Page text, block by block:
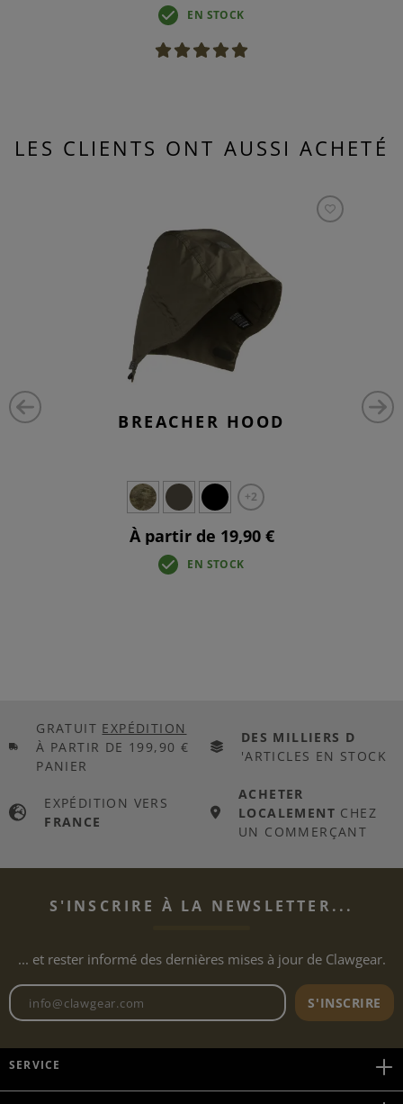
EN STOCK
LES CLIENTS ONT AUSSI ACHETÉ
BREACHER HOOD
+2
À partir de 19,90 €
EN STOCK
GRATUIT EXPÉDITION
À PARTIR DE 199,90 €
PANIER
DES MILLIERS D
'ARTICLES EN STOCK
EXPÉDITION VERS
FRANCE
ACHETER
LOCALEMENT CHEZ
UN COMMERÇANT
S'INSCRIRE À LA NEWSLETTER...
... et rester informé des dernières mises à jour de Clawgear.
Adresse e-mail de laS'INSCRIRE
SERVICE